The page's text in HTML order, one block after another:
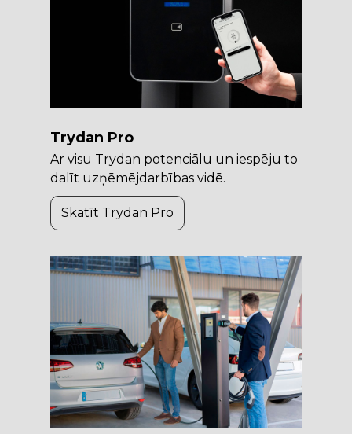
Trydan Pro
Ar visu Trydan potenciālu un iespēju to
dalīt uzņēmējdarbības vidē.
Skatīt Trydan Pro